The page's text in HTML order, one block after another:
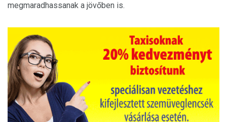
megmaradhassanak a jövőben is.